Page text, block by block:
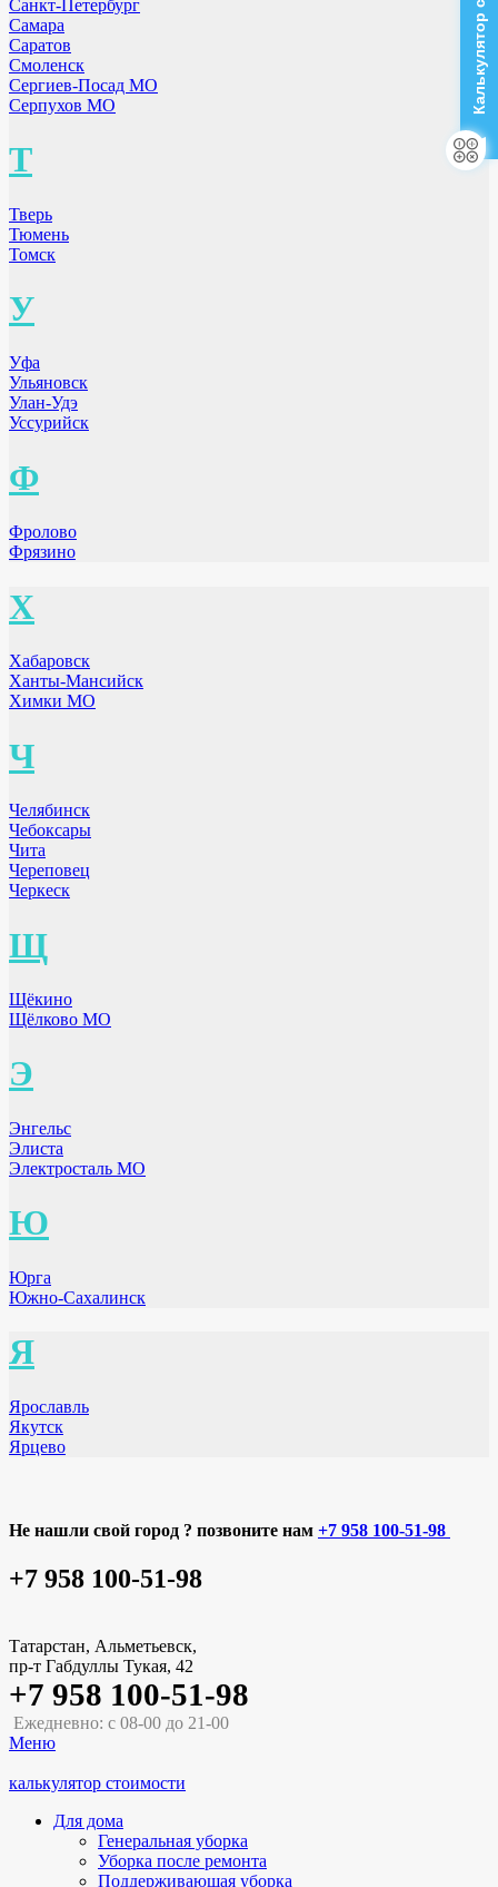
Санкт-Петербург
Самара
Саратов
Смоленск
Сергиев-Посад МО
Серпухов МО
Т
Тверь
Тюмень
Томск
У
Уфа
Ульяновск
Улан-Удэ
Уссурийск
Ф
Фролово
Фрязино
Х
Хабаровск
Ханты-Мансийск
Химки МО
Ч
Челябинск
Чебоксары
Чита
Череповец
Черкеск
Щ
Щёкино
Щёлково МО
Э
Энгельс
Элиста
Электросталь МО
Ю
Юрга
Южно-Сахалинск
Я
Ярославль
Якутск
Ярцево
Не нашли свой город ? позвоните нам +7 958 100-51-98
+7 958 100-51-98
Татарстан, Альметьевск,
пр-т Габдуллы Тукая, 42
+7 958 100-51-98
Ежедневно: с 08-00 до 21-00
Меню
калькулятор стоимости
Для дома
Генеральная уборка
Уборка после ремонта
Поддерживающая уборка